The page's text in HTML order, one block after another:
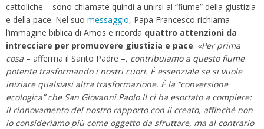
cattoliche – sono chiamate quindi a unirsi al “fiume” della giustizia
e della pace. Nel suo messaggio, Papa Francesco richiama
l’immagine biblica di Amos e ricorda quattro attenzioni da
intrecciare per promuovere giustizia e pace. «Per prima
cosa – afferma il Santo Padre –, contribuiamo a questo fiume
potente trasformando i nostri cuori. È essenziale se si vuole
iniziare qualsiasi altra trasformazione. È la “conversione
ecologica” che San Giovanni Paolo II ci ha esortato a compiere:
il rinnovamento del nostro rapporto con il creato, affinché non
lo consideriamo più come oggetto da sfruttare, ma al contrario